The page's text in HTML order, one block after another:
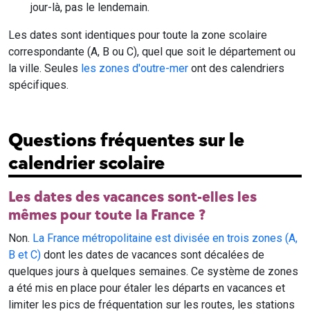
jour-là, pas le lendemain.
Les dates sont identiques pour toute la zone scolaire
correspondante (A, B ou C), quel que soit le département ou
la ville. Seules les zones d'outre-mer ont des calendriers
spécifiques.
Questions fréquentes sur le
calendrier scolaire
Les dates des vacances sont-elles les
mêmes pour toute la France ?
Non. La France métropolitaine est divisée en trois zones (A,
B et C) dont les dates de vacances sont décalées de
quelques jours à quelques semaines. Ce système de zones
a été mis en place pour étaler les départs en vacances et
limiter les pics de fréquentation sur les routes, les stations